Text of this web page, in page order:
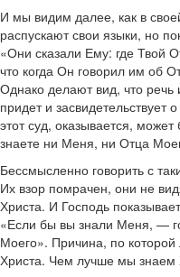
И мы видим далее, как в
распускают свои языки, но
«Они сказали Ему: где Твой
что когда Он говорил им об
Однако делают вид, что речь
придет и
этот суд, оказывается,
знаете ни Меня, ни Отца
Бессмысленно говорить с
Их взор помрачен, они не
Христа. И Господь
«Если бы вы знали Меня, —
Моего». Причина, по
Христа. Чем лучше мы знаем